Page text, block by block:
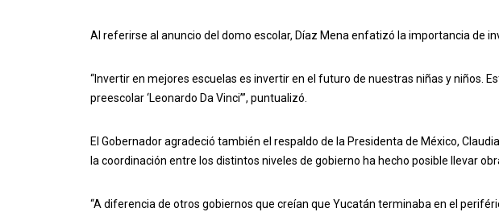
Al referirse al anuncio del domo escolar, Díaz Mena enfatizó la importancia de
“Invertir en mejores escuelas es invertir en el futuro de nuestras niñas y niños.
preescolar ‘Leonardo Da Vinci’”, puntualizó.
El Gobernador agradeció también el respaldo de la Presidenta de México,
la coordinación entre los distintos niveles de gobierno ha hecho posible llevar
“A diferencia de otros gobiernos que creían que Yucatán terminaba en el